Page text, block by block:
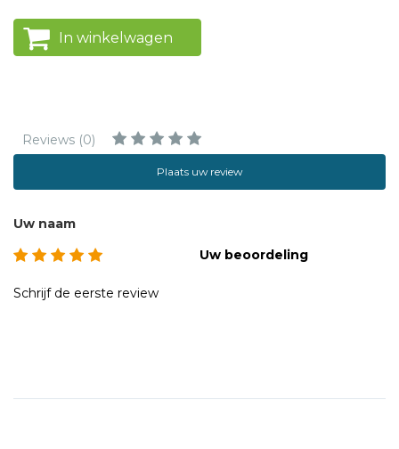
In winkelwagen
Reviews (0)
Plaats uw review
Uw naam
Uw beoordeling
Schrijf de eerste review